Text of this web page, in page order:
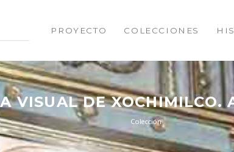
PROYECTO COLECCIONES
VISUAL DE XOCHIMILCO.
Colección